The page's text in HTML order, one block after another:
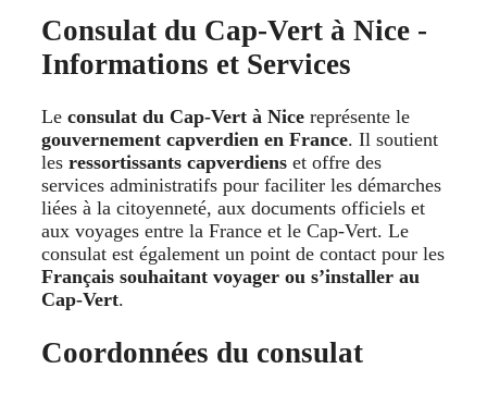
Consulat du Cap-Vert à Nice -
Informations et Services
Le consulat du Cap-Vert à Nice représente le
gouvernement capverdien en France. Il soutient
les ressortissants capverdiens et offre des
services administratifs pour faciliter les démarches
liées à la citoyenneté, aux documents officiels et
aux voyages entre la France et le Cap-Vert. Le
consulat est également un point de contact pour les
Français souhaitant voyager ou s’installer au
Cap-Vert.
Coordonnées du consulat